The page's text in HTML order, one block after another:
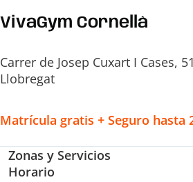
VivaGym Cornellà
Carrer de Josep Cuxart I Cases,
Llobregat
Matrícula gratis + Seguro hasta
Zonas y Servicios
Horario